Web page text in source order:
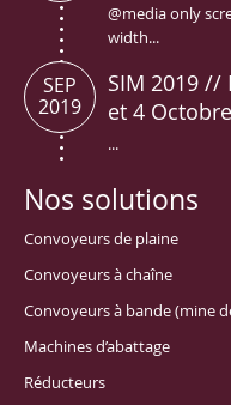
@media only
width...
SIM 2019 //
et 4
...
SEP
2019
Nos solutions
Convoyeurs de plaine
Convoyeurs à chaîne
Convoyeurs à bande (mine
Machines d’abattage
Réducteurs